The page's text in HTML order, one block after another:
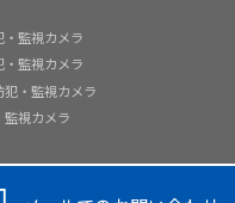
・監視カメラ
監視カメラ
犯・監視カメラ
監視カメラ